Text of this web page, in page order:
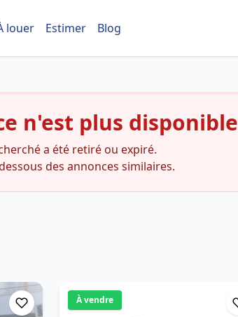
louer Estimer Blog
n'est plus disponible
a été retiré ou expiré.
des annonces similaires.
À vendre